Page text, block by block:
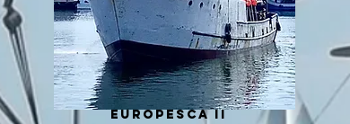
europesca ii